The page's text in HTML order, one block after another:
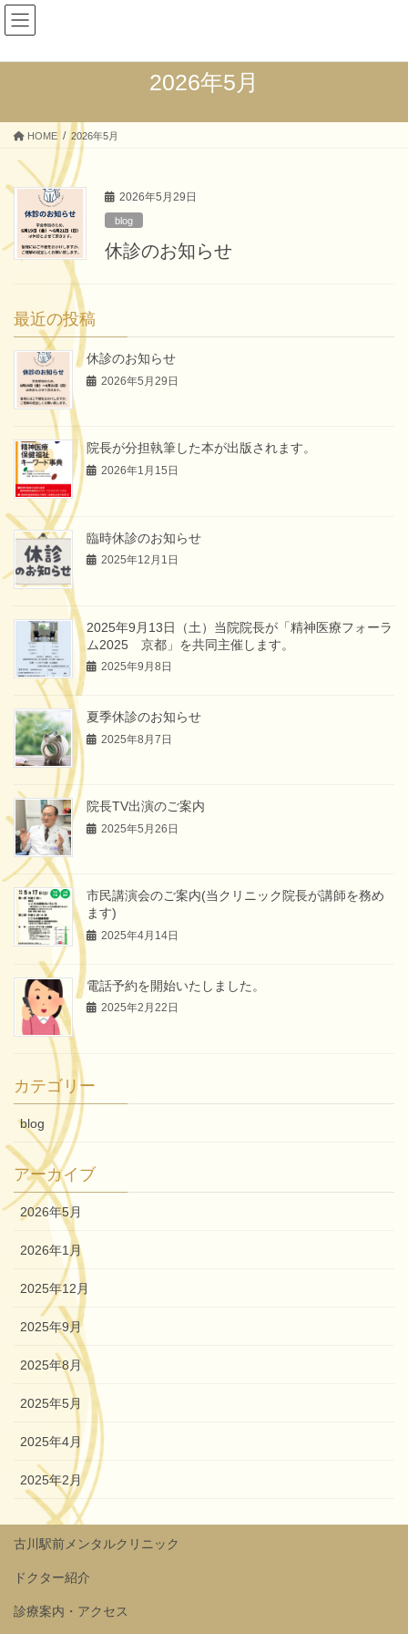
コ
ン
ン
ス
ナ
ビ
ー
ン
2026年5月
HOME 2026年5月
2026年5月29日
blog
休診のお知らせ
最近の投稿
休診のお知らせ
2026年5月29日
院長が分担執筆した本が出版されます。
2026年1月15日
臨時休診のお知らせ
2025年12月1日
2025年9月13日（土）当院院長が「精神医療フォーラ
ム2025 京都」を共同主催します。
2025年9月8日
夏季休診のお知らせ
2025年8月7日
院長TV出演のご案内
2025年5月26日
市民講演会のご案内(当クリニック院長が講師を務め
ます)
2025年4月14日
電話予約を開始いたしました。
2025年2月22日
カテゴリー
blog
アーカイブ
2026年5月
2026年1月
2025年12月
2025年9月
2025年8月
2025年5月
2025年4月
2025年2月
古川駅前メンタルクリニック
ドクター紹介
診療案内・アクセス